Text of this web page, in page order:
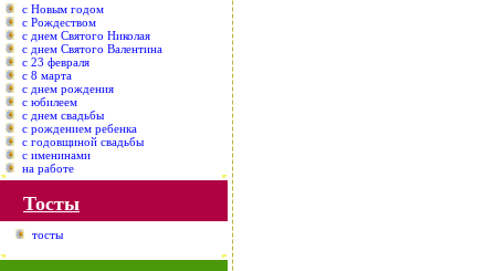
с Новым годом
с Рождеством
с днем Святого Николая
с днем Святого Валентина
с 23 февраля
с 8 марта
с днем рождения
с юбилеем
с днем свадьбы
с рождением ребенка
с годовщиной свадьбы
с именинами
на работе
Тосты
тосты